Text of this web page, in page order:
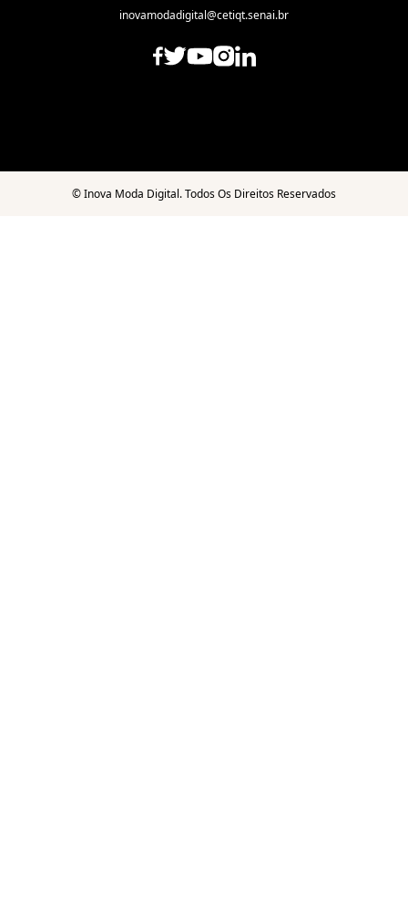
inovamodadigital@cetiqt.senai.br
©Inova Moda Digital. Todos Os Direitos Reservados